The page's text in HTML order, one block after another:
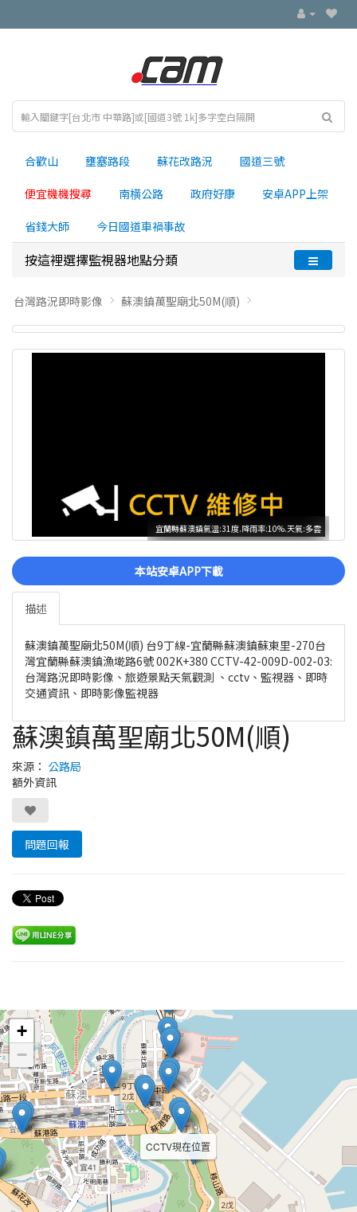
合歡山 壅塞路段 蘇花改路況 國道三號
便宜機機搜尋 南横公路 政府好康 安卓APP上架
省錢大師 今日國道車禍事故
按這裡選擇監視器地點分類
台灣路況即時影像 蘇澳鎮萬聖廟北50M(順)
宜蘭縣蘇澳鎮氣溫:31度.降雨率:10%.天氣:多雲
本站安卓APP下載
描述
蘇澳鎮萬聖廟北50M(順) 台9丁線-宜蘭縣蘇澳鎮蘇東里-270台
灣宜蘭縣蘇澳鎮漁墘路6號 002K+380 CCTV-42-009D-002-03:
台灣路況即時影像、旅遊景點天氣觀測 、cctv、監視器、即時
交通資訊、即時影像監視器
蘇澳鎮萬聖廟北50M(順)
來源： 公路局
額外資訊
問題回報
CCTV現在位置
+
−